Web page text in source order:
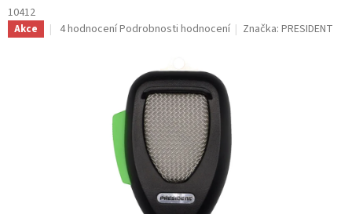
10412
Akce
Průměrné
4 hodnoceníPodrobnosti hodnocení Značka:PRESIDENT